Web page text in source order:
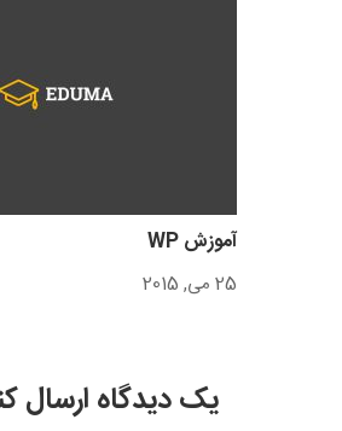
آموزش WP
25 می, 2015
یک دیدگاه ارسال